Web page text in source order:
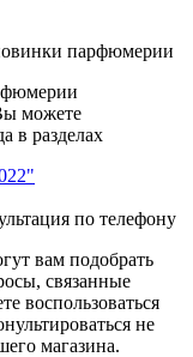
парфюмерии
можете
в разделах
по телефону
вам подобрать
связанные
воспользоваться
не
магазина.